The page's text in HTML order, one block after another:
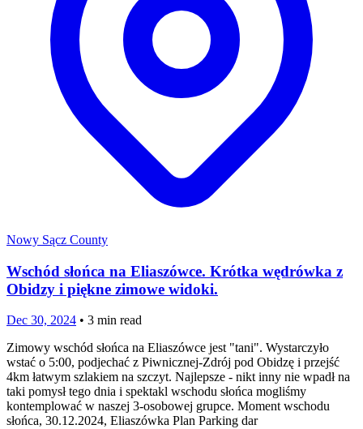
Nowy Sącz County
Wschód słońca na Eliaszówce. Krótka wędrówka z
Obidzy i piękne zimowe widoki.
Dec 30, 2024 • 3 min read
Zimowy wschód słońca na Eliaszówce jest "tani". Wystarczyło
wstać o 5:00, podjechać z Piwnicznej-Zdrój pod Obidzę i przejść
4km łatwym szlakiem na szczyt. Najlepsze - nikt inny nie wpadł na
taki pomysł tego dnia i spektakl wschodu słońca mogliśmy
kontemplować w naszej 3-osobowej grupce. Moment wschodu
słońca, 30.12.2024, Eliaszówka Plan Parking dar